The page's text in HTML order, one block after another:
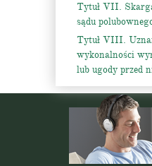
Tytuł VII.
sądu
Tytuł VIII.
wykonalności
lub ugody przed